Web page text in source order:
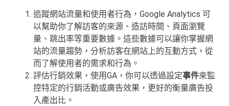
追蹤網站流量和使用者行為，Google Analytics 可
以幫助你了解訪客的來源、造訪時間、頁面瀏覽
量、跳出率等重要數據。這些數據可以讓你掌握網
站的流量趨勢，分析訪客在網站上的互動方式，從
而了解使用者的需求和行為。
評估行銷效果，使用GA，你可以透過設定事件來監
控特定的行銷活動或廣告效果，更好的衡量廣告投
入產出比。